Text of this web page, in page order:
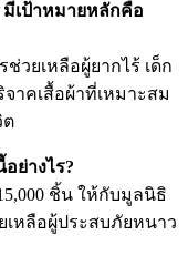
มีเป้าหมายหลักคือ
วยเหลือผู้ยากไร้ เด็ก
าคเสื้อผ้าที่เหมาะสม
ต
ย่างไร?
ชิ้น ให้กับมูลนิธิ
เหลือผู้ประสบภัยหนาว